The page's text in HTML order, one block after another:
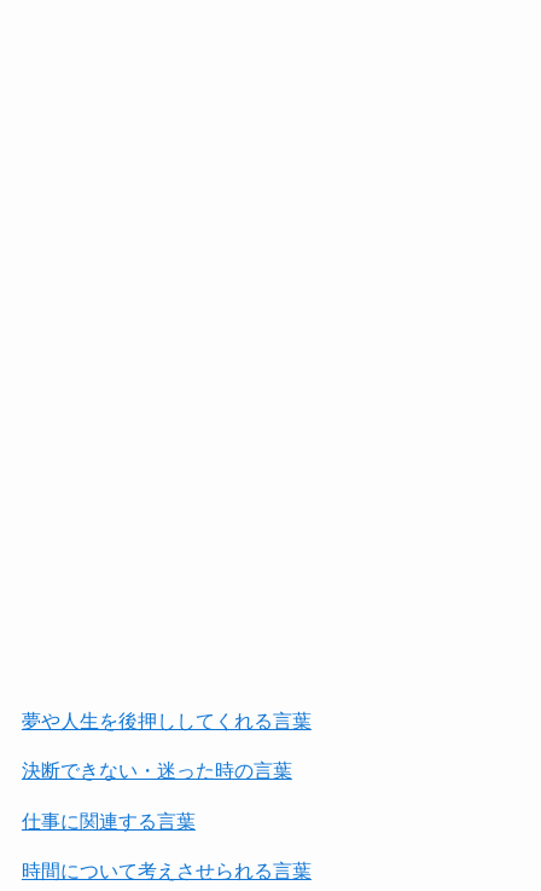
夢や人生を後押ししてくれる言葉
決断できない・迷った時の言葉
仕事に関連する言葉
時間について考えさせられる言葉